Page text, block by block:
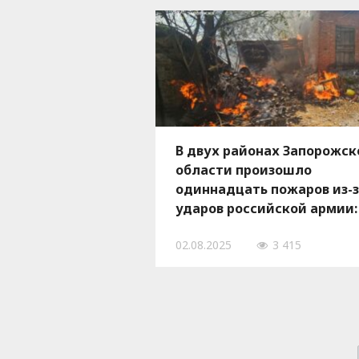
В двух районах
области произошло
одиннадцать пожаров из-
ударов российской армии:
02.08.2025 3 415